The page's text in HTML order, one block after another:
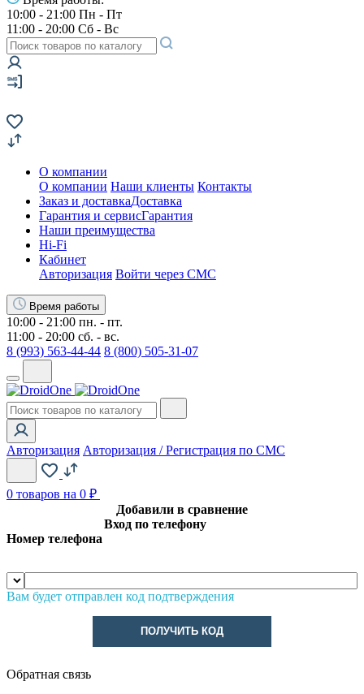
10:00 - 21:00 Пн - Пт
11:00 - 20:00 Сб - Вс
О компании
О компании Наши клиенты Контакты
Заказ и доставкаДоставка
Гарантия и сервисГарантия
Наши преимущества
Hi-Fi
Кабинет
Авторизация Войти через СМС
Время работы
10:00 - 21:00 пн. - пт.
11:00 - 20:00 сб. - вс.
8 (993) 563-44-44 8 (800) 505-31-07
Авторизация Авторизация / Регистрация по СМС
0 товаров на 0 ₽
Добавили в сравнение
Вход по телефону
Номер телефона
Вам будет отправлен код подтверждения
ПОЛУЧИТЬ КОД
Обратная связь